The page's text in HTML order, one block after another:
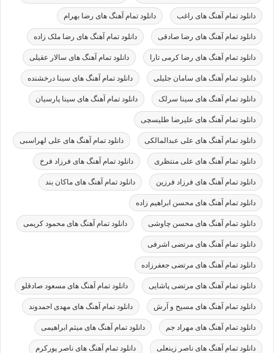
دانلود تمام آهنگ های راغب دانلود تمام آهنگ های رضا بهرام
دانلود تمام آهنگ های رضا صادقی دانلود تمام آهنگ های رضا ملک زاده
دانلود تمام آهنگ های رضا کرمی تارا دانلود تمام آهنگ های سالار عقیلی
دانلود تمام آهنگ های سامان جلیلی دانلود تمام آهنگ های سینا درخشنده
دانلود تمام آهنگ های سینا سرلک دانلود تمام آهنگ های سینا پارسیان
دانلود تمام آهنگ های علیرضا طلیسچی
دانلود تمام آهنگ های علی عبدالمالکی دانلود تمام آهنگ های علی لهراسبی
دانلود تمام آهنگ های علی منتظری دانلود تمام آهنگ های فرزاد فرخ
دانلود تمام آهنگ های فرزاد فرزین دانلود تمام آهنگ های ماکان بند
دانلود تمام آهنگ های محسن ابراهیم زاده
دانلود تمام آهنگ های محسن چاوشی دانلود تمام آهنگ های محمود کریمی
دانلود تمام آهنگ های مرتضی اشرفی
دانلود تمام آهنگ های مرتضی جعفرزاده
دانلود تمام آهنگ های مرتضی پاشایی دانلود تمام آهنگ های مسعود صادقلو
دانلود تمام آهنگ های مسیح و آرش دانلود تمام آهنگ های مهدی احمدوند
دانلود تمام آهنگ های مهراد جم دانلود تمام آهنگ های میثم ابراهیمی
دانلود تمام آهنگ های ناصر زینعلی دانلود تمام آهنگ های ناصر پورکرم